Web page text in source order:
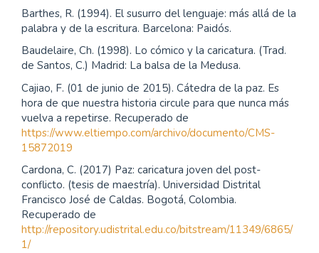
Barthes, R. (1994). El susurro del lenguaje: más allá de la
palabra y de la escritura. Barcelona: Paidós.
Baudelaire, Ch. (1998). Lo cómico y la caricatura. (Trad.
de Santos, C.) Madrid: La balsa de la Medusa.
Cajiao, F. (01 de junio de 2015). Cátedra de la paz. Es
hora de que nuestra historia circule para que nunca más
vuelva a repetirse. Recuperado de
https://www.eltiempo.com/archivo/documento/CMS-
15872019
Cardona, C. (2017) Paz: caricatura joven del post-
conflicto. (tesis de maestría). Universidad Distrital
Francisco José de Caldas. Bogotá, Colombia.
Recuperado de
http://repository.udistrital.edu.co/bitstream/11349/6865/
1/